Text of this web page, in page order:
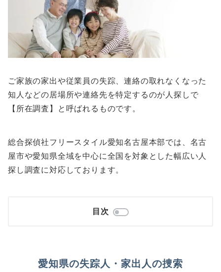
ご家族の家出や従業員の失踪、連絡の取れなくなった
知人などの居場所や連絡先を特定するのが人探しで
【所在調査】と呼ばれるものです。
総合探偵社フリースタイル愛知名古屋本部では、名古
屋市や愛知県全域を中心に全国を対象とした幅広い人
探し調査に対応しております。
目次
愛知県の失踪人・家出人の捜索